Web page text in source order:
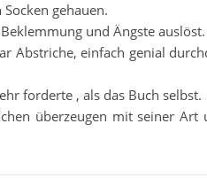
gehauen.
und Ängste auslöst.
Abstriche, einfach genial
forderte , als das Buch selbst.
überzeugen mit seiner Art